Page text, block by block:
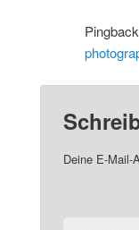
Deine E-Mail-